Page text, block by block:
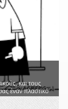
και τους
έναν πλαστικό